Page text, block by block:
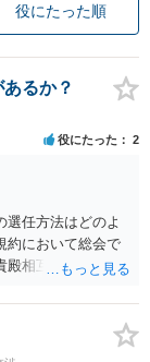
役にたった順
るか？
役にたった 2
選任方法はどのよ
約において総会で
殿相互間における
す。当該団地にお
貴殿と会長との合